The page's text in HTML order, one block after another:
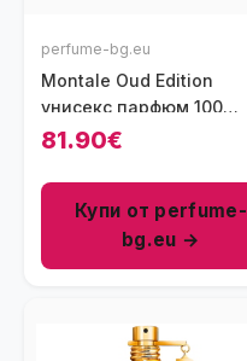
perfume-bg.eu
Montale Oud Edition
унисекс парфюм 100
мл - EDP
81.90€
Купи от perfume-
bg.eu →